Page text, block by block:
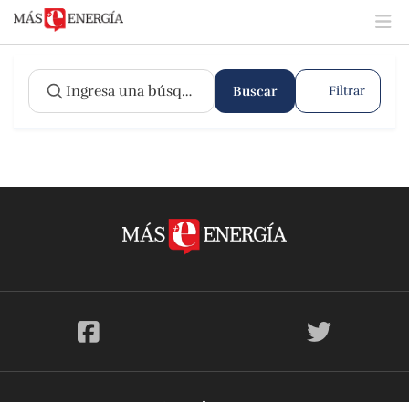
Buscar Filtrar